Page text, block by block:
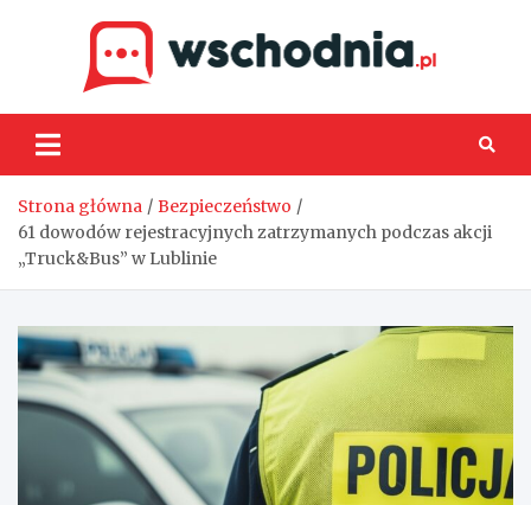
Strona główna
Bezpieczeństwo
61 dowodów rejestracyjnych zatrzymanych podczas akcji
„Truck&Bus” w Lublinie